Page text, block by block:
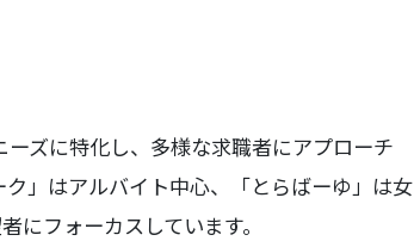
ズに特化し、多様な求職者にアプローチ
」はアルバイト中心、「とらばーゆ」は女
にフォーカスしています。